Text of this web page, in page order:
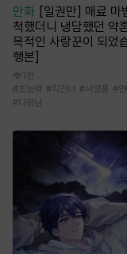
만화
[일권만] 매료 마
척했더니 냉담했던 약
목적인 사랑꾼이 되었
행본]
1천
#초능력 #직진녀 #서양풍 #
#다정남